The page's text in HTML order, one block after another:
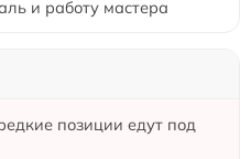
и работу мастера
позиции едут под